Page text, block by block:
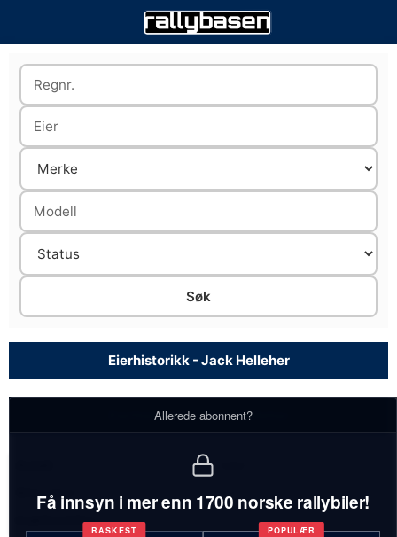
Eierhistorikk - Jack Helleher
Allerede abonnent?
Få innsyn i mer enn 1700 norske rallybiler!
RASKEST POPULÆR
Eierhistorikk - Jack Helleher
1 biler
Bilmerker:
Inaktive biler: